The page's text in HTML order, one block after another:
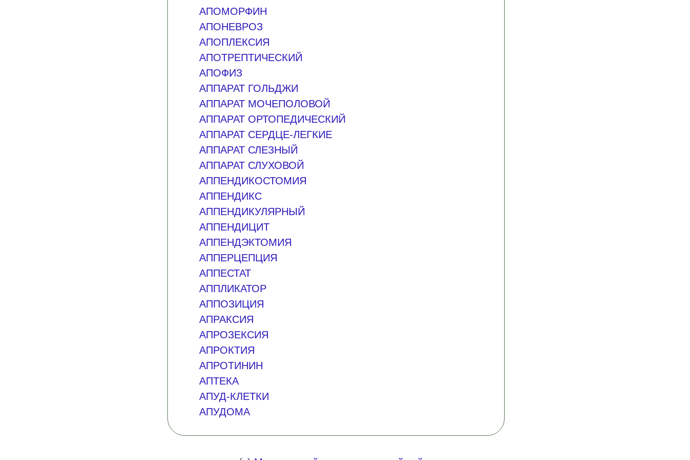
АПОМОРФИН
АПОНЕВРОЗ
АПОПЛЕКСИЯ
АПОТРЕПТИЧЕСКИЙ
АПОФИЗ
АППАРАТ ГОЛЬДЖИ
АППАРАТ МОЧЕПОЛОВОЙ
АППАРАТ ОРТОПЕДИЧЕСКИЙ
АППАРАТ СЕРДЦЕ-ЛЕГКИЕ
АППАРАТ СЛЕЗНЫЙ
АППАРАТ СЛУХОВОЙ
АППЕНДИКОСТОМИЯ
АППЕНДИКС
АППЕНДИКУЛЯРНЫЙ
АППЕНДИЦИТ
АППЕНДЭКТОМИЯ
АППЕРЦЕПЦИЯ
АППЕСТАТ
АППЛИКАТОР
АППОЗИЦИЯ
АПРАКСИЯ
АПРОЗЕКСИЯ
АПРОКТИЯ
АПРОТИНИН
АПТЕКА
АПУД-КЛЕТКИ
АПУДОМА